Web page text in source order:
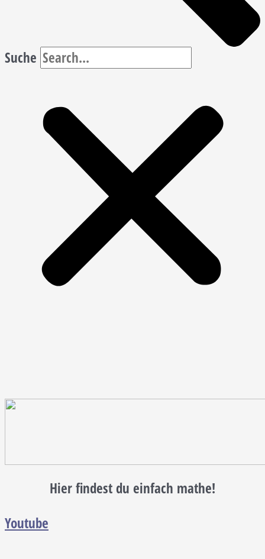
Suche
Hier findest du einfach mathe!
Youtube